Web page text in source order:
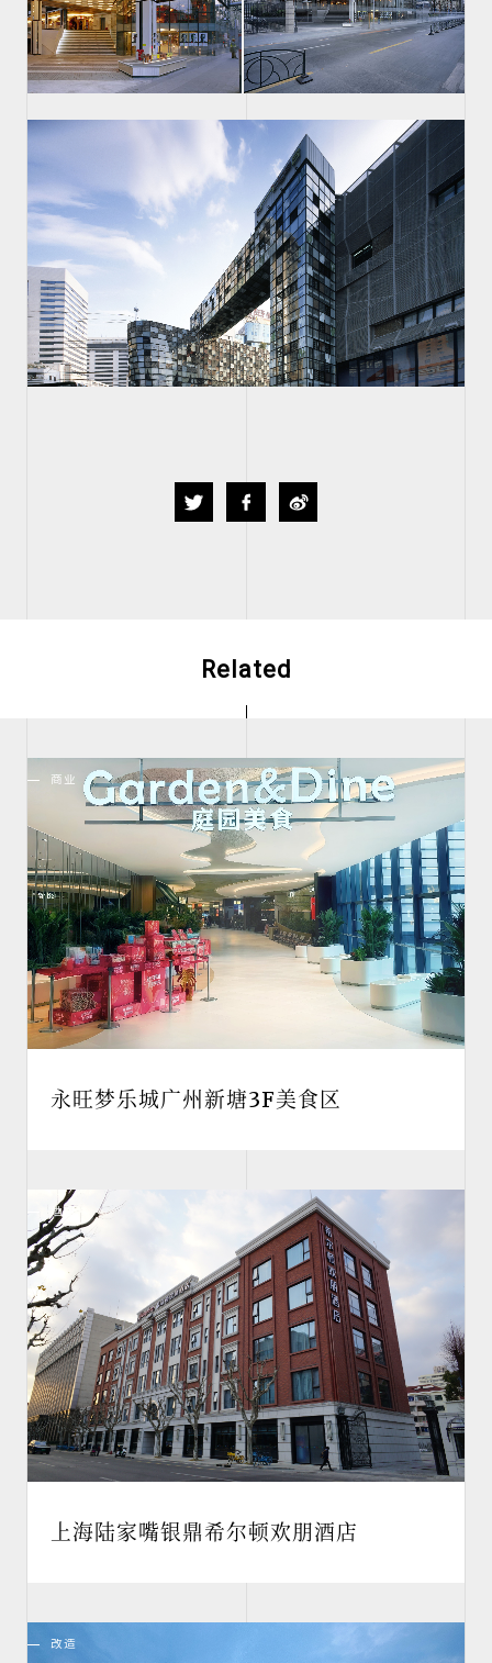
首页
项目
新闻
关于HMA
JP
Twitter FacebookWeibo
Related
商业
永旺梦乐城广州新塘3F美食区
酒店
上海陆家嘴银鼎希尔顿欢朋酒店
改造